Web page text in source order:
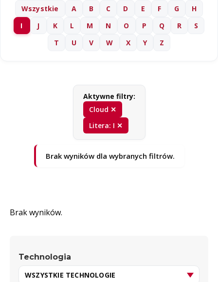
Wszystkie A B C D E F G
H
I
J K L M N O P Q R
S
T
U V W X Y Z
Aktywne filtry:
Cloud ✕
Litera: I ✕
Brak wyników dla wybranych filtrów.
Brak wyników.
Technologia